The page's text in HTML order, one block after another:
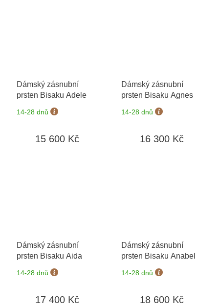
Dámský zásnubní
prsten Bisaku Adele
14-28 dnů
15 600 Kč
Dámský zásnubní
prsten Bisaku Agnes
14-28 dnů
16 300 Kč
Dámský zásnubní
prsten Bisaku Aida
14-28 dnů
17 400 Kč
Dámský zásnubní
prsten Bisaku Anabel
14-28 dnů
18 600 Kč